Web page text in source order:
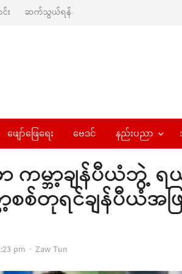
း ဆက်သွယ်ရန်
ဖျော်ဖြေရေး ဗေဒင် နည်းပညာ
ကမ္ဘာ့ချန်ပီယံဘွဲ့
စစ်တုရင်ချန်ပီယံအ
pm Author
Zaw Tun